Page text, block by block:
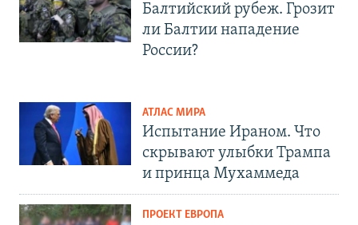
Балтийский рубеж. Грозит
ли Балтии нападение
России?
АТЛАС МИРА
Испытание Ираном. Что
скрывают улыбки Трампа
и принца Мухаммеда
ПРОЕКТ ЕВРОПА